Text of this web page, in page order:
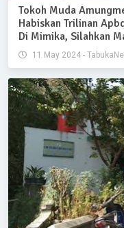
Tokoh Muda
Habiskan Trilinan
Di Mimika, Silahkan
11 May 2024 -